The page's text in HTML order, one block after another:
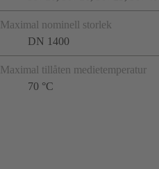
Maximal nominell storlek
DN 1400
Maximal tillåten medietemperatur
70 °C